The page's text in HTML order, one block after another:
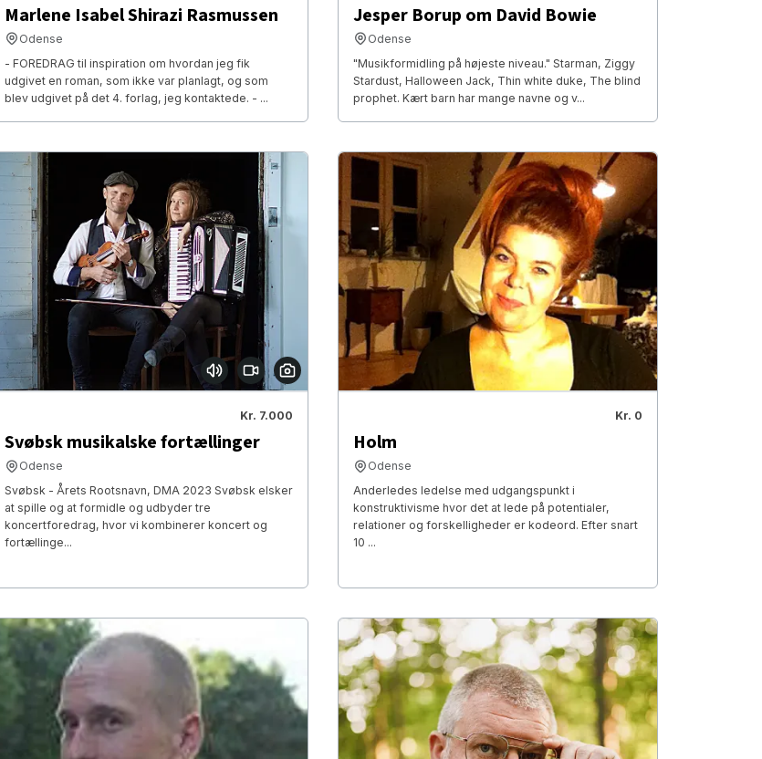
Marlene Isabel Shirazi Rasmussen
Odense
- FOREDRAG til inspiration om hvordan jeg fik
udgivet en roman, som ikke var planlagt, og som
blev udgivet på det 4. forlag, jeg kontaktede. - ...
Jesper Borup om David Bowie
Odense
"Musikformidling på højeste niveau." Starman, Ziggy
Stardust, Halloween Jack, Thin white duke, The blind
prophet. Kært barn har mange navne og v...
Kr. 7.000
Svøbsk musikalske fortællinger
Odense
Svøbsk - Årets Rootsnavn, DMA 2023 Svøbsk elsker
at spille og at formidle og udbyder tre
koncertforedrag, hvor vi kombinerer koncert og
fortællinge...
Kr. 0
Holm
Odense
Anderledes ledelse med udgangspunkt i
konstruktivisme hvor det at lede på potentialer,
relationer og forskelligheder er kodeord. Efter snart
10 ...